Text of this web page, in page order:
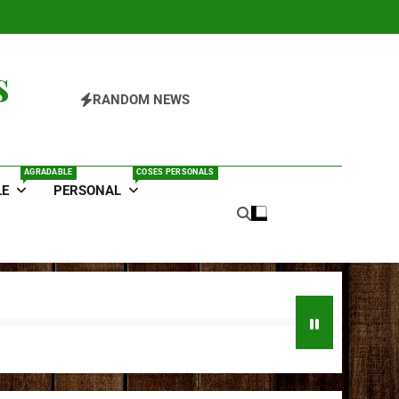
RANDOM NEWS
AGRADABLE
PERSONAL
COSES PERSONALS